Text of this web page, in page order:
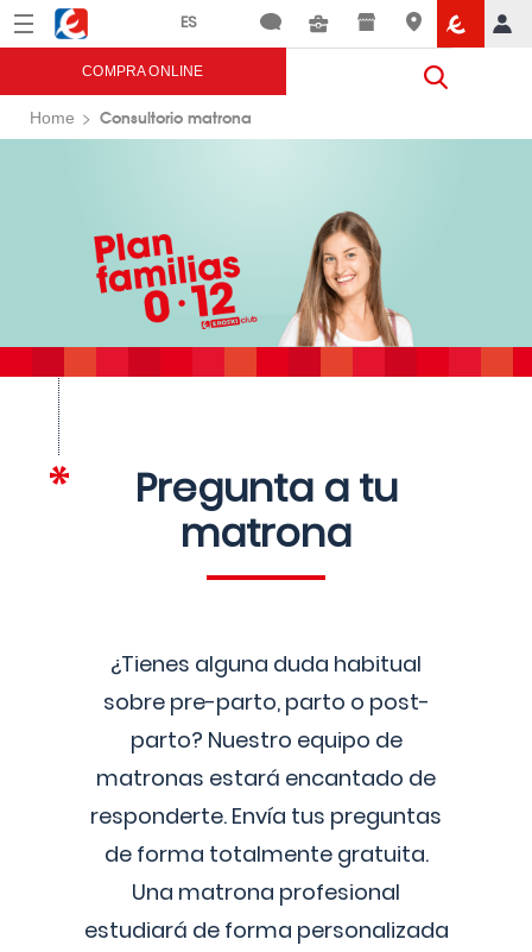
Menú Eroski
COMPRA ONLINE
Home Consultorio matrona
Pregunta a tu
matrona
¿Tienes alguna duda habitual
sobre pre-parto, parto o post-
parto? Nuestro equipo de
matronas estará encantado de
responderte. Envía tus preguntas
de forma totalmente gratuita.
Una matrona profesional
estudiará de forma personalizada